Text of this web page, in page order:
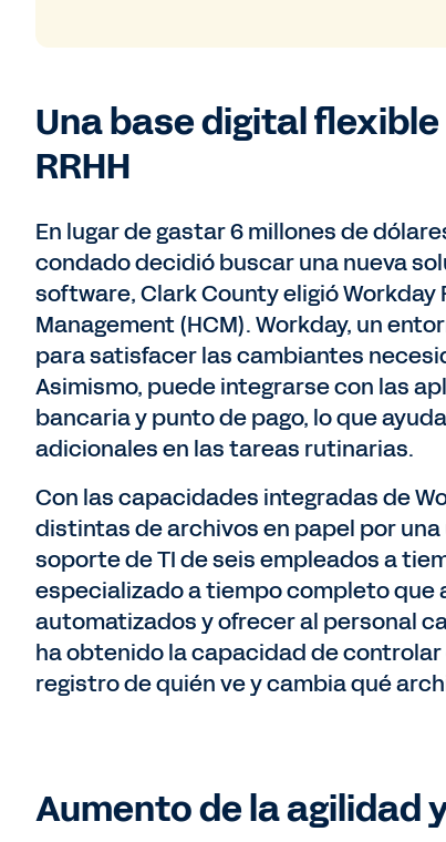
Una base digital
RRHH
En lugar de gastar 6 millones de
condado decidió buscar una nueva
software, Clark County eligió
Management (HCM). Workday, un
para satisfacer las cambiantes
Asimismo, puede integrarse con las
bancaria y punto de pago, lo que
adicionales en las tareas rutinarias.
Con las capacidades integradas de
distintas de archivos en papel por
soporte de TI de seis empleados a
especializado a tiempo completo que
automatizados y ofrecer al personal
ha obtenido la capacidad de
registro de quién ve y cambia qué
Aumento de la agilidad